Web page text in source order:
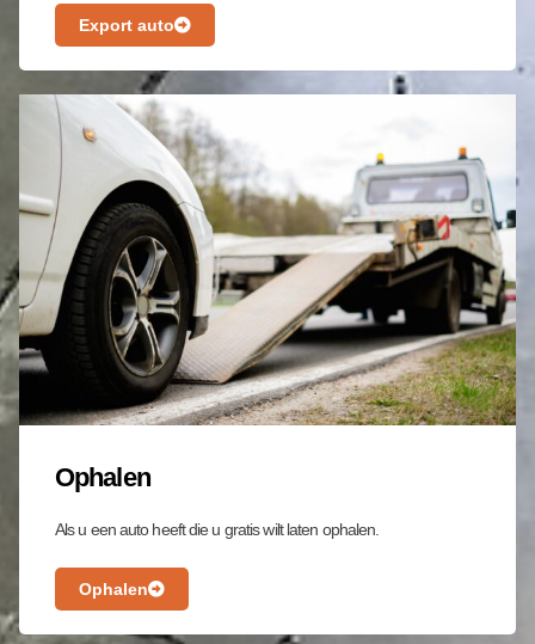
Export auto
Ophalen
Als u een auto heeft die u gratis wilt laten ophalen.
Ophalen